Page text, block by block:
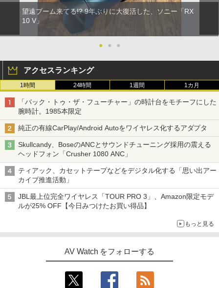
望遠ブーム来てる!? 9年ぶりに大復活した、ソニー「RX
10 V」
● ● ●
アクセスランキング
1時間 24時間 1週間 1カ月
「バック・トゥ・ザ・フューチャー」の時計台をモチーフにした
腕時計。1985本限定
純正の有線CarPlay/Android Autoをワイヤレス化するアダプタ
Skullcandy、BoseのANCとサウンドチューニング採用の震える
ヘッドフォン「Crusher 1080 ANC」
ティアック、カセットテープなどをデジタル化する「思い出アー
カイブ推進活動」
JBL最上位完全ワイヤレス「TOUR PRO 3」、Amazon限定モデ
ルが25% OFF【今日みつけたお買い得品】
もっと見る
AV Watch をフォローする